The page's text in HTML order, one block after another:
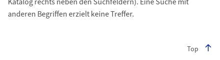
anderen Begriffen erzielt keine Treffer.
Top